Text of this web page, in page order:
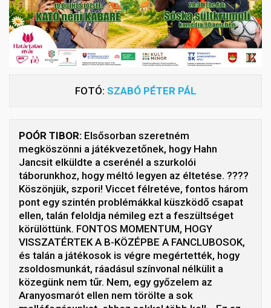
FOTÓ: SZABÓ PÉTER PÁL
POÓR TIBOR: Elsősorban szeretném
megköszönni a játékvezetőnek, hogy Hahn
Jancsit elküldte a cserénél a szurkolói
táborunkhoz, hogy méltó legyen az éltetése. ????
Köszönjük, szpori! Viccet félretéve, fontos három
pont egy szintén problémákkal küszködő csapat
ellen, talán feloldja némileg ezt a feszültséget
körülöttünk. FONTOS MOMENTUM, HOGY
VISSZATÉRTEK A B-KÖZÉPBE A FANCLUBOSOK,
és talán a játékosok is végre megértették, hogy
zsoldosmunkát, ráadásul színvonal nélkülit a
közegünk nem tűr. Nem, egy győzelem az
Aranyosmarót ellen nem törölte a sok